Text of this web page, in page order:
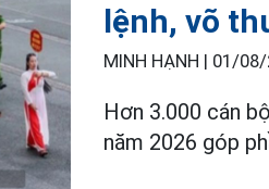
lệnh, võ
MINH HẠNH | 01/08/
Hơn 3.000 cán
năm 2026 góp